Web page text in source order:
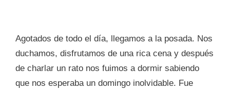
Agotados de todo el día, llegamos a la posada. Nos
duchamos, disfrutamos de una rica cena y después
de charlar un rato nos fuimos a dormir sabiendo
que nos esperaba un domingo inolvidable. Fue